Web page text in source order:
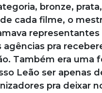
bronze,
cada filme, o
representantes
agências pra
Também era uma
Leão ser apenas
pra deixar